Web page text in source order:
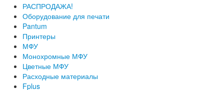
РАСПРОДАЖА!
Оборудование для печати
Pantum
Принтеры
МФУ
Монохромные МФУ
Цветные МФУ
Расходные материалы
Fplus